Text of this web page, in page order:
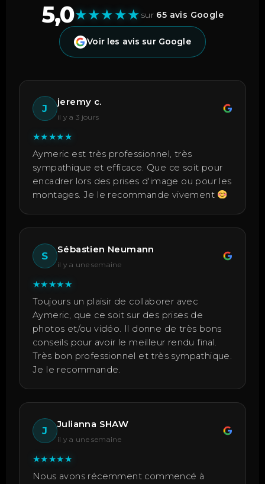
5,0★★★★★ sur 65 avis Google
Voir les avis sur Google
J
jeremy c.
il y a 3 jours
★★★★★
Aymeric est très professionnel, très
sympathique et efficace. Que ce soit pour
encadrer lors des prises d'image ou pour les
montages. Je le recommande vivement
S
Sébastien Neumann
il y a une semaine
★★★★★
Toujours un plaisir de collaborer avec
Aymeric, que ce soit sur des prises de
photos et/ou vidéo. Il donne de très bons
conseils pour avoir le meilleur rendu final.
Très bon professionnel et très sympathique.
Je le recommande.
J
Julianna SHAW
il y a une semaine
★★★★★
Nous avons récemment commencé à